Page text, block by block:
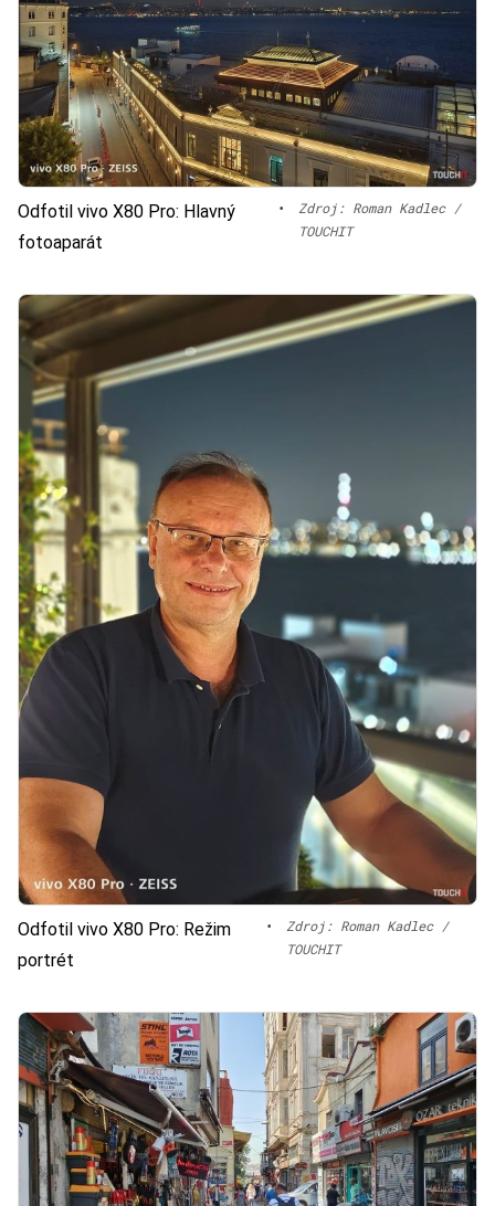
Odfotil vivo X80 Pro: Hlavný
fotoaparát
•
Zdroj: Roman Kadlec /
TOUCHIT
Odfotil vivo X80 Pro: Režim
portrét
•
Zdroj: Roman Kadlec /
TOUCHIT